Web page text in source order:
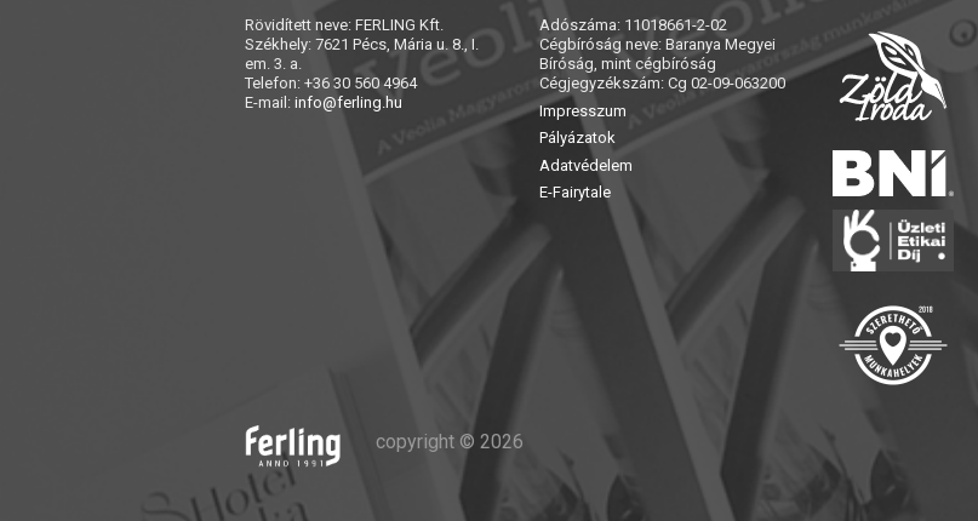
Rövidített neve: FERLING Kft.
Székhely: 7621 Pécs, Mária u. 8., I.
em. 3. a.
Telefon: +36 30 560 4964
E-mail: info@ferling.hu
Adószáma: 11018661-2-02
Cégbíróság neve: Baranya Megyei
Bíróság, mint cégbíróság
Cégjegyzékszám: Cg 02-09-063200
Impresszum
Pályázatok
Adatvédelem
E-Fairytale
copyright © 2026